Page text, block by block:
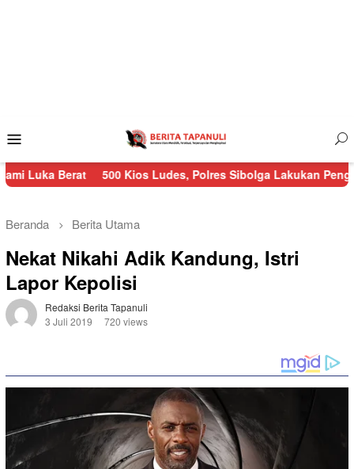
Mobile
500 Kios Ludes, Polres Sibolga Lakukan Pengamanan
Beranda Berita Utama
Nekat Nikahi Adik Kandung, Istri
Lapor Kepolisi
Redaksi Berita Tapanuli
3 Juli 2019
720 views